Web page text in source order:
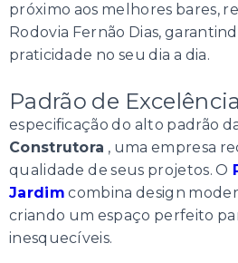
próximo aos melhores bares,
Rodovia Fernão Dias,
praticidade no seu dia a dia.
Padrão de Excelência
especificação do alto padrão
Construtora , uma empresa
qualidade de seus projetos. O
Jardim combina design
criando um espaço perfeito
inesquecíveis.